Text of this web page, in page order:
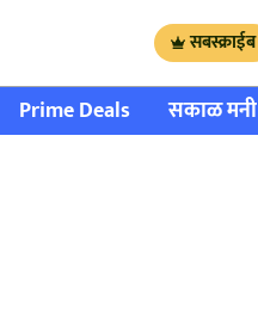
सबस्क्राईब
Prime Deals सकाळ मनी